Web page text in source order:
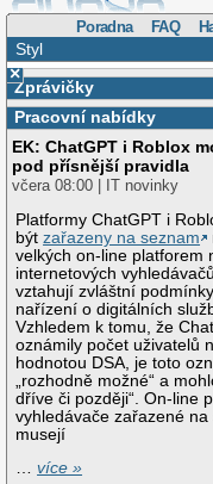
Poradna FAQ
Styl
×
Zprávičky
Pracovní nabídky
EK: ChatGPT i Roblox
pod přísnější pravidla
včera 08:00 | IT novinky
Platformy ChatGPT i
býtzařazeny na seznam
velkých on-line platforem
internetových
vztahují zvláštní
nařízení o digitálních
Vzhledem k tomu, že
oznámily počet uživatelů
hodnotou DSA, je toto
„rozhodně možné“ a
dříve či později“. On-line
vyhledávače zařazené na
musejí
…více »